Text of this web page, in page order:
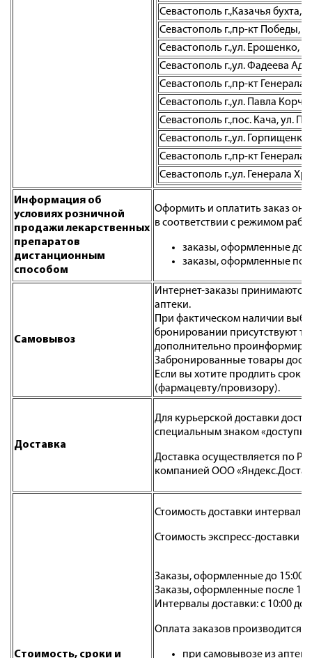
Севастополь г.,Казачья бухта,
Севастополь г.,пр-кт Победы,
Севастополь г.,ул. Ерошенко,
Севастополь г.,ул. Фадеева
Севастополь г.,пр-кт
Севастополь г.,ул. Павла
Севастополь г.,пос. Кача, ул.
Севастополь г.,ул.
Севастополь г.,пр-кт Генерала
Севастополь г.,ул. Генерала
Информация об
условиях розничной
продажи лекарственных
препаратов
дистанционным
способом
Оформить и оплатить заказ
в соответствии с режимом
заказы, оформленные до
заказы, оформленные
Самовывоз
Интернет-заказы принимаются
аптеки.
При фактическом наличии
бронировании присутствуют
дополнительно
Забронированные товары
Если вы хотите продлить срок
(фармацевту/провизору).
Доставка
Для курьерской доставки
специальным знаком «доступна
Доставка осуществляется по
компанией ООО
Стоимость, сроки и
Стоимость доставки
Стоимость экспресс-доставки -
Заказы, оформленные до 15:00,
Заказы, оформленные после
Интервалы доставки: с 10:00 до
Оплата заказов производится:
при самовывозе из